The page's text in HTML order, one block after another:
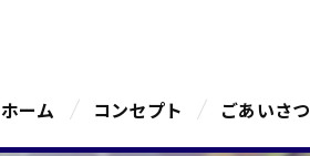
ホーム コンセプト ごあいさつ